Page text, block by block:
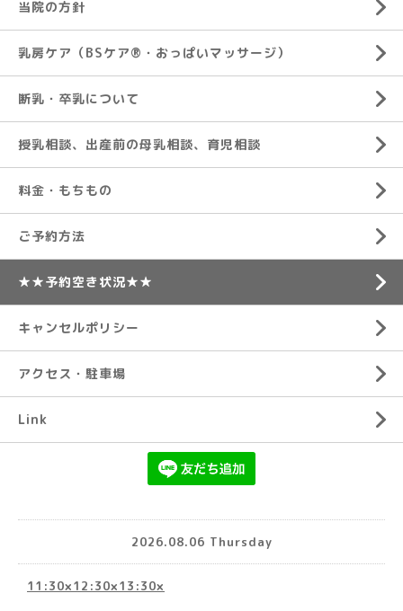
当院の方針
乳房ケア（BSケア®︎・おっぱいマッサージ）
断乳・卒乳について
授乳相談、出産前の母乳相談、育児相談
料金・もちもの
ご予約方法
★★予約空き状況★★
キャンセルポリシー
アクセス・駐車場
Link
2026.08.06 Thursday
11:30×12:30×13:30×